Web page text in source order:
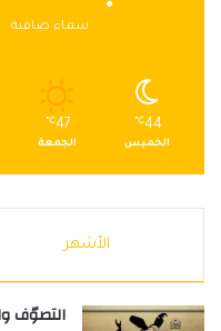
سماء صافية
44
℃
الخميس
47
℃
الجمعة
الأشهر
التصوّف